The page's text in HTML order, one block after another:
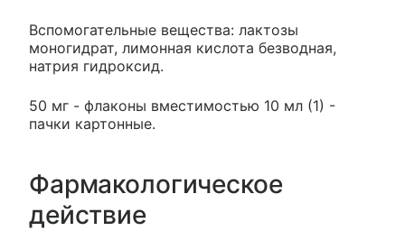
Вспомогательные вещества: лактозы
моногидрат, лимонная кислота безводная,
натрия гидроксид.
50 мг - флаконы вместимостью 10 мл (1) -
пачки картонные.
Фармакологическое
действие